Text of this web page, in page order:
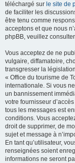
téléchargé sur le site de
de faciliter les
être tenu comme
acceptons et que nous
phpBB, veuillez consulter
Vous acceptez de ne
vulgaire, diffamatoire,
transgresser la
« Office du tourisme de
internationale. Si vous
un bannissement
votre fournisseur
tous les messages est
conditions. Vous
droit de supprimer, de
sujet et message à
En tant qu’utilisateur,
renseignées soient
informations ne seront